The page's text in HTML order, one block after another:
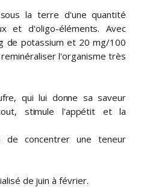
la terre d'une quantité
et d'oligo-éléments. Avec
de potassium et 20 mg/100
l'organisme très
qui lui donne sa saveur
stimule l'appétit et la
de concentrer une teneur
de juin à février.